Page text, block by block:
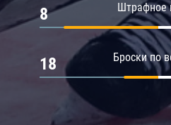
Штрафное
8
Броски по
18